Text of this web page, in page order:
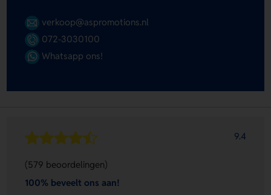
verkoop@aspromotions.nl
072-3030100
Whatsapp ons!
9.4
(579 beoordelingen)
100% beveelt ons aan!